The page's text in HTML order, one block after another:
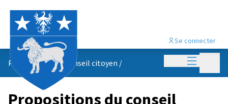
Menu
Se connecter
Propositions du conseil citoyen /
Propositions du conseil